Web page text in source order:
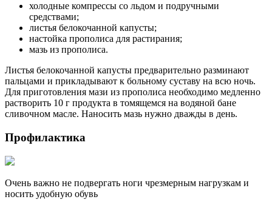
холодные компрессы со льдом и подручными
средствами;
листья белокочанной капусты;
настойка прополиса для растирания;
мазь из прополиса.
Листья белокочанной капусты предварительно разминают
пальцами и прикладывают к больному суставу на всю ночь.
Для приготовления мази из прополиса необходимо медленно
растворить 10 г продукта в томящемся на водяной бане
сливочном масле. Наносить мазь нужно дважды в день.
Профилактика
Очень важно не подвергать ноги чрезмерным нагрузкам и
носить удобную обувь